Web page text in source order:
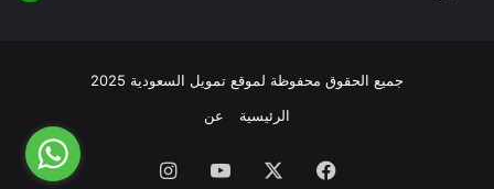
جميع الحقوق محفوظة لموقع تمويل السعودية 2025
الرئيسية
عن
فيسبوك ‫YouTube